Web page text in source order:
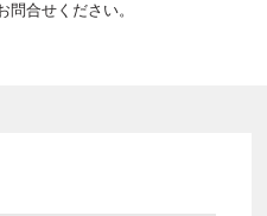
問合せください。